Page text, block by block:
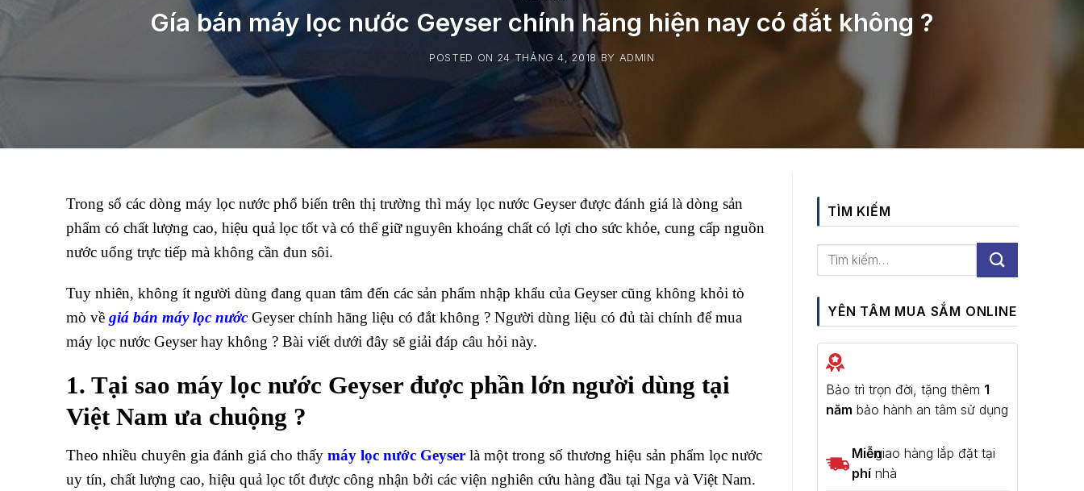
Gía bán máy lọc nước Geyser chính hãng hiện nay có đắt không ?
POSTED ON 24 THÁNG 4, 2018 BY ADMIN
Trong số các dòng máy lọc nước phổ biến trên thị trường thì máy lọc nước Geyser được đánh giá là dòng sản
phẩm có chất lượng cao, hiệu quả lọc tốt và có thể giữ nguyên khoáng chất có lợi cho sức khỏe, cung cấp nguồn
nước uống trực tiếp mà không cần đun sôi.
Tuy nhiên, không ít người dùng đang quan tâm đến các sản phẩm nhập khẩu của Geyser cũng không khỏi tò
mò về giá bán máy lọc nước Geyser chính hãng liệu có đắt không ? Người dùng liệu có đủ tài chính để mua
máy lọc nước Geyser hay không ? Bài viết dưới đây sẽ giải đáp câu hỏi này.
1. Tại sao máy lọc nước Geyser được phần lớn người dùng tại
Việt Nam ưa chuộng ?
Theo nhiều chuyên gia đánh giá cho thấy máy lọc nước Geyser là một trong số thương hiệu sản phẩm lọc nước
uy tín, chất lượng cao, hiệu quả lọc tốt được công nhận bởi các viện nghiên cứu hàng đầu tại Nga và Việt Nam.
TÌM KIẾM
YÊN TÂM MUA SẮM ONLINE
Bảo trì trọn đời, tặng thêm 1
năm bảo hành an tâm sử dụng
Miễn
phí
giao hàng lắp đặt tại
nhà